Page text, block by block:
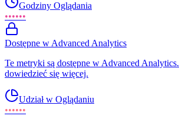
Godziny Oglądania
••••••
Dostępne w Advanced Analytics
Te metryki są dostępne w Advanced
dowiedzieć się więcej.
Udział w Oglądaniu
••••••